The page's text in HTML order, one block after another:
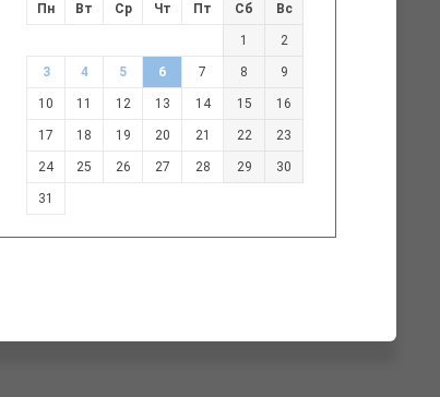
Пн
Вт Ср Чт Пт Сб Вс
1 2
3 4 5 6 7 8 9
10 11 12 13 14 15 16
17 18 19 20 21 22 23
24 25 26 27 28 29 30
31